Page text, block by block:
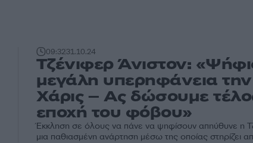
09:3231.10.24
Τζένιφερ Άνιστον:
μεγάλη υπερηφάνεια
Χάρις – Ας δώσουμε
εποχή του φόβου»
Έκκληση σε όλους να πάνε να ψηφίσουν απηύθυνε η
μια παθιασμένη ανάρτηση μέσω της οποίας στηρίζει